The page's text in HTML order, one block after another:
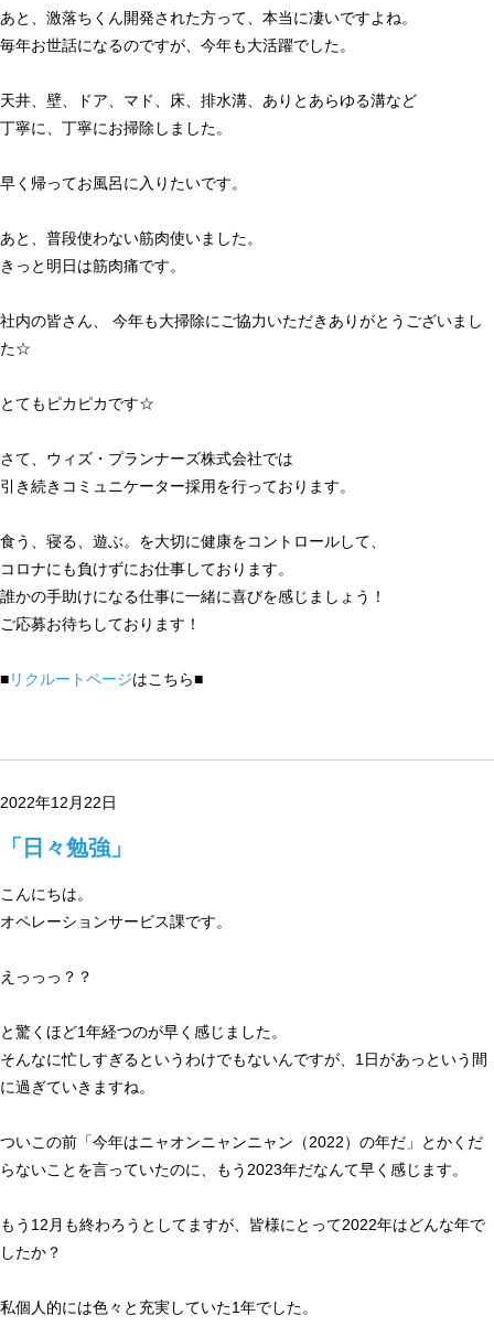
あと、激落ちくん開発された方って、本当に凄いですよね。
毎年お世話になるのですが、今年も大活躍でした。
天井、壁、ドア、マド、床、排水溝、ありとあらゆる溝など
丁寧に、丁寧にお掃除しました。
早く帰ってお風呂に入りたいです。
あと、普段使わない筋肉使いました。
きっと明日は筋肉痛です。
社内の皆さん、 今年も大掃除にご協力いただきありがとうございまし
た☆
とてもピカピカです☆
さて、ウィズ・プランナーズ株式会社では
引き続きコミュニケーター採用を行っております。
食う、寝る、遊ぶ。を大切に健康をコントロールして、
コロナにも負けずにお仕事しております。
誰かの手助けになる仕事に一緒に喜びを感じましょう！
ご応募お待ちしております！
■リクルートページはこちら■
2022年12月22日
「日々勉強」
こんにちは。
オペレーションサービス課です。
えっっっ？？
と驚くほど1年経つのが早く感じました。
そんなに忙しすぎるというわけでもないんですが、1日があっという間
に過ぎていきますね。
ついこの前「今年はニャオンニャンニャン（2022）の年だ」とかくだ
らないことを言っていたのに、もう2023年だなんて早く感じます。
もう12月も終わろうとしてますが、皆様にとって2022年はどんな年で
したか？
私個人的には色々と充実していた1年でした。